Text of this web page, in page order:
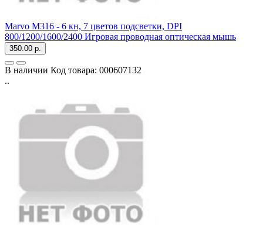
Marvo M316 - 6 кн, 7 цветов подсветки, DPI
800/1200/1600/2400 Игровая проводная оптическая мышь
350.00 р.
В наличии Код товара: 000607132
..